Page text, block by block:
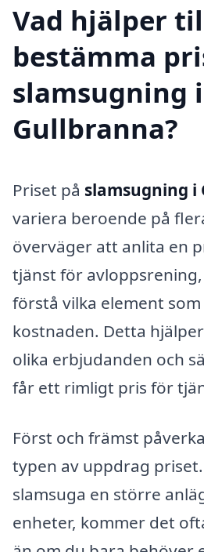
Vad hjälper
bestämma
slamsugning i
Gullbranna?
Priset på slamsugning i
variera beroende på
överväger att anlita en
tjänst för
förstå vilka element
kostnaden. Detta
olika erbjudanden och
får ett rimligt pris för
Först och främst
typen av uppdrag
slamsuga en större
enheter, kommer det